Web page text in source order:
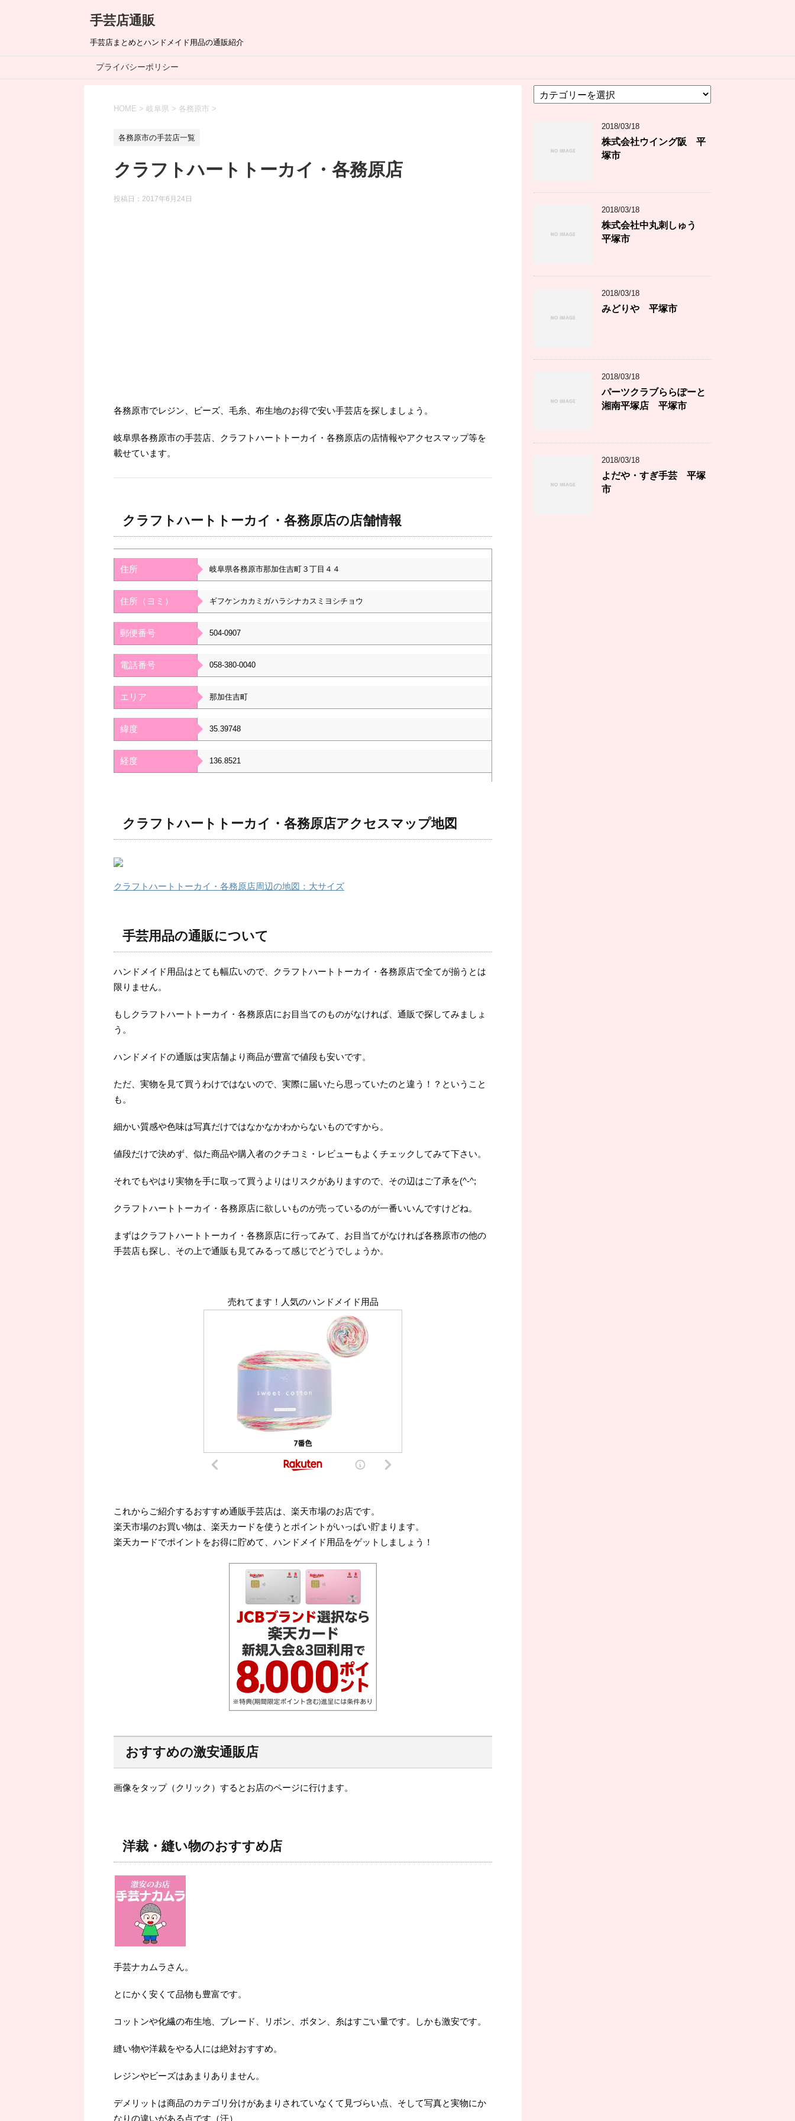
手芸店通販
手芸店まとめとハンドメイド用品の通販紹介
プライバシーポリシー
HOME > 岐阜県 > 各務原市 >
各務原市の手芸店一覧
クラフトハートトーカイ・各務原店
投稿日： 2017年6月24日
各務原市でレジン、ビーズ、毛糸、布生地のお得で安い手芸店を探しましょう。
岐阜県各務原市の手芸店、クラフトハートトーカイ・各務原店の店情報やアクセスマップ等を
載せています。
クラフトハートトーカイ・各務原店の店舗情報
住所 岐阜県各務原市那加住吉町３丁目４４
住所（ヨミ） ギフケンカカミガハラシナカスミヨシチョウ
郵便番号 504-0907
電話番号 058-380-0040
エリア 那加住吉町
緯度 35.39748
経度 136.8521
クラフトハートトーカイ・各務原店アクセスマップ地図
クラフトハートトーカイ・各務原店周辺の地図：大サイズ
手芸用品の通販について
ハンドメイド用品はとても幅広いので、クラフトハートトーカイ・各務原店で全てが揃うとは
限りません。
もしクラフトハートトーカイ・各務原店にお目当てのものがなければ、通販で探してみましょ
う。
ハンドメイドの通販は実店舗より商品が豊富で値段も安いです。
ただ、実物を見て買うわけではないので、実際に届いたら思っていたのと違う！？ということ
も。
細かい質感や色味は写真だけではなかなかわからないものですから。
値段だけで決めず、似た商品や購入者のクチコミ・レビューもよくチェックしてみて下さい。
それでもやはり実物を手に取って買うよりはリスクがありますので、その辺はご了承を(^-^;
クラフトハートトーカイ・各務原店に欲しいものが売っているのが一番いいんですけどね。
まずはクラフトハートトーカイ・各務原店に行ってみて、お目当てがなければ各務原市の他の
手芸店も探し、その上で通販も見てみるって感じでどうでしょうか。
売れてます！人気のハンドメイド用品
これからご紹介するおすすめ通販手芸店は、楽天市場のお店です。
楽天市場のお買い物は、楽天カードを使うとポイントがいっぱい貯まります。
楽天カードでポイントをお得に貯めて、ハンドメイド用品をゲットしましょう！
おすすめの激安通販店
画像をタップ（クリック）するとお店のページに行けます。
洋裁・縫い物のおすすめ店
手芸ナカムラさん。
とにかく安くて品物も豊富です。
コットンや化繊の布生地、ブレード、リボン、ボタン、糸はすごい量です。しかも激安です。
縫い物や洋裁をやる人には絶対おすすめ。
レジンやビーズはあまりありません。
デメリットは商品のカテゴリ分けがあまりされていなくて見づらい点、そして写真と実物にか
なりの違いがある点です（汗）
テ
2018/03/18
株式会社ウイング阪 平
塚市
2018/03/18
株式会社中丸刺しゅう
平塚市
2018/03/18
みどりや 平塚市
2018/03/18
パーツクラブららぽーと
湘南平塚店 平塚市
2018/03/18
よだや・すぎ手芸 平塚
市